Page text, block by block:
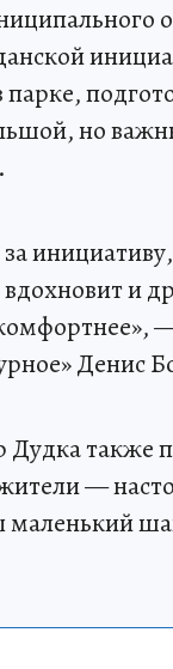
но
и
Денис
Дудка также
—
маленький